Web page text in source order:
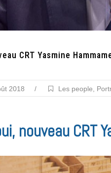
CRT Yasmine
2018 / Les people
nouveau CRT